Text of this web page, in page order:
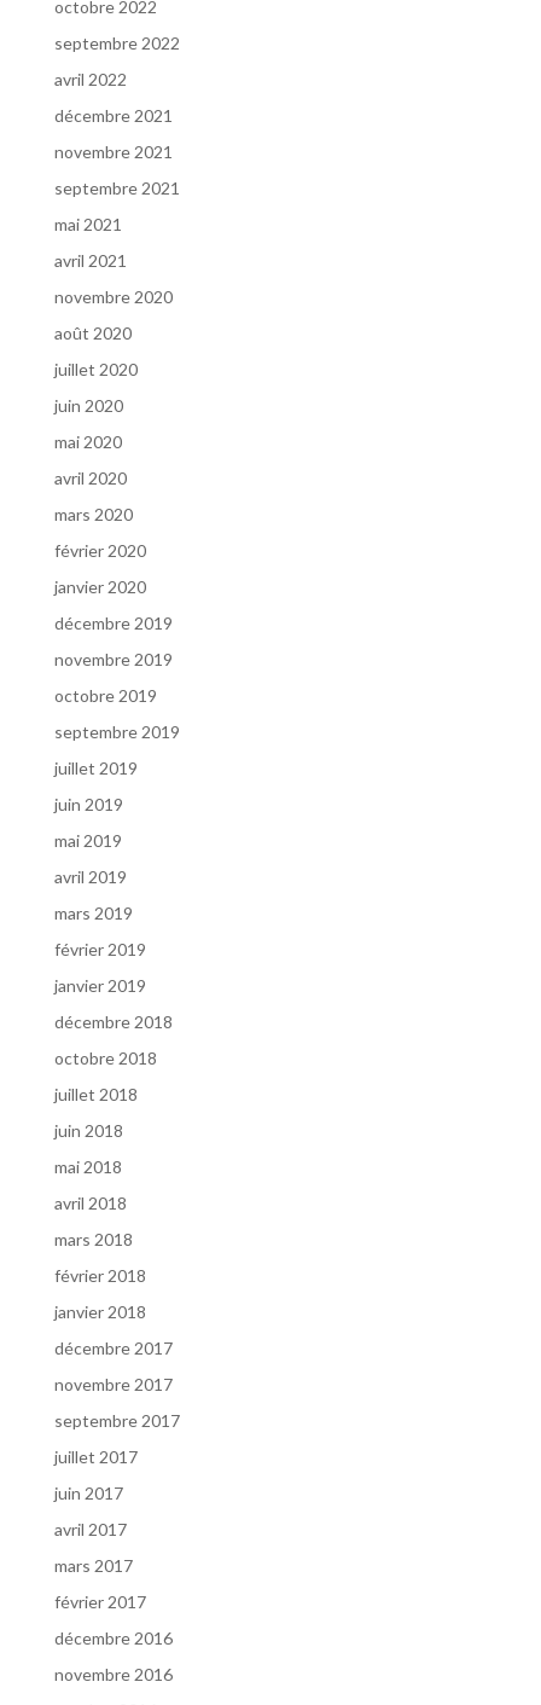
octobre 2022
septembre 2022
avril 2022
décembre 2021
novembre 2021
septembre 2021
mai 2021
avril 2021
novembre 2020
août 2020
juillet 2020
juin 2020
mai 2020
avril 2020
mars 2020
février 2020
janvier 2020
décembre 2019
novembre 2019
octobre 2019
septembre 2019
juillet 2019
juin 2019
mai 2019
avril 2019
mars 2019
février 2019
janvier 2019
décembre 2018
octobre 2018
juillet 2018
juin 2018
mai 2018
avril 2018
mars 2018
février 2018
janvier 2018
décembre 2017
novembre 2017
septembre 2017
juillet 2017
juin 2017
avril 2017
mars 2017
février 2017
décembre 2016
novembre 2016